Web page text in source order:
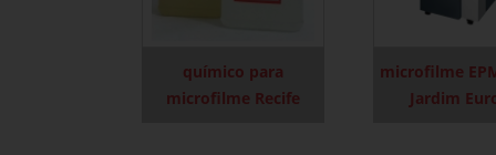
químico para
microfilme Recife
microfilme
Jardim